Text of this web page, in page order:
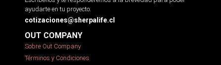
ayudarte en tu proyecto.
cotizaciones@sherpalife.cl
OUT COMPANY
Sobre Out Company
Términos y Condiciones